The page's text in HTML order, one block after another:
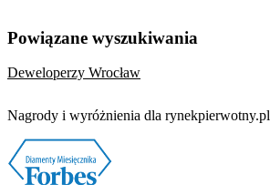
Powiązane wyszukiwania
Deweloperzy Wrocław
Nagrody i wyróżnienia dla rynekpierwotny.pl